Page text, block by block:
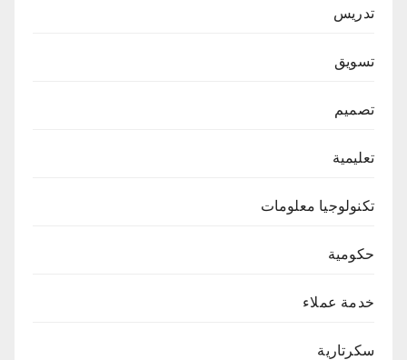
تدريس
تسويق
تصميم
تعليمية
تكنولوجيا معلومات
حكومية
خدمة عملاء
سكرتارية